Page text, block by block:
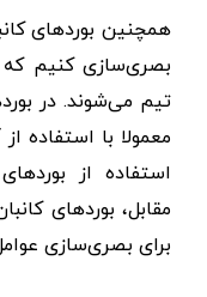
همچنین بوردهای
بصری‌سازی کنیم
تیم می‌شوند. در
معمولا با استفاده
استفاده از
مقابل، بوردهای
برای بصری‌سازی